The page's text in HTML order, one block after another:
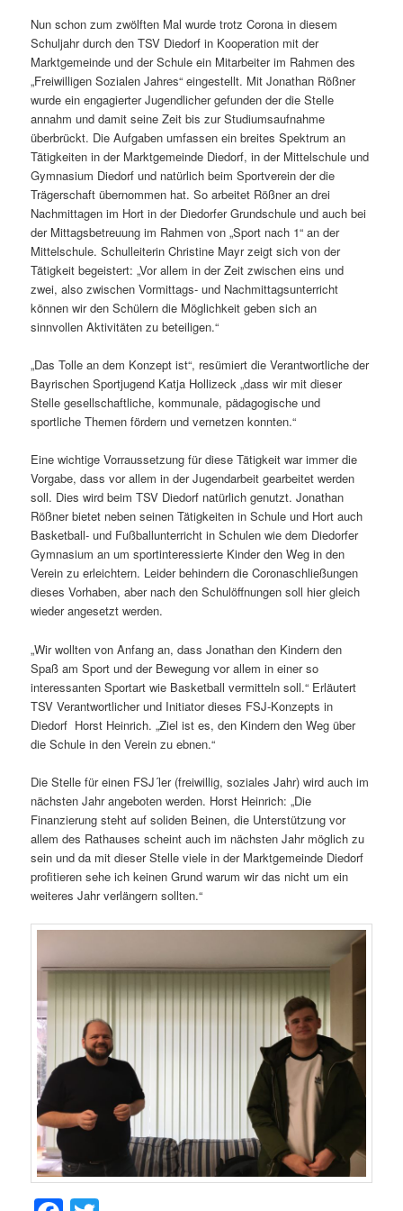
Nun schon zum zwölften Mal wurde trotz Corona in diesem
Schuljahr durch den TSV Diedorf in Kooperation mit der
Marktgemeinde und der Schule ein Mitarbeiter im Rahmen des
„Freiwilligen Sozialen Jahres“ eingestellt. Mit Jonathan Rößner
wurde ein engagierter Jugendlicher gefunden der die Stelle
annahm und damit seine Zeit bis zur Studiumsaufnahme
überbrückt. Die Aufgaben umfassen ein breites Spektrum an
Tätigkeiten in der Marktgemeinde Diedorf, in der Mittelschule und
Gymnasium Diedorf und natürlich beim Sportverein der die
Trägerschaft übernommen hat. So arbeitet Rößner an drei
Nachmittagen im Hort in der Diedorfer Grundschule und auch bei
der Mittagsbetreuung im Rahmen von „Sport nach 1“ an der
Mittelschule. Schulleiterin Christine Mayr zeigt sich von der
Tätigkeit begeistert: „Vor allem in der Zeit zwischen eins und
zwei, also zwischen Vormittags- und Nachmittagsunterricht
können wir den Schülern die Möglichkeit geben sich an
sinnvollen Aktivitäten zu beteiligen.“
„Das Tolle an dem Konzept ist“, resümiert die Verantwortliche der
Bayrischen Sportjugend Katja Hollizeck „dass wir mit dieser
Stelle gesellschaftliche, kommunale, pädagogische und
sportliche Themen fördern und vernetzen konnten.“
Eine wichtige Vorraussetzung für diese Tätigkeit war immer die
Vorgabe, dass vor allem in der Jugendarbeit gearbeitet werden
soll. Dies wird beim TSV Diedorf natürlich genutzt. Jonathan
Rößner bietet neben seinen Tätigkeiten in Schule und Hort auch
Basketball- und Fußballunterricht in Schulen wie dem Diedorfer
Gymnasium an um sportinteressierte Kinder den Weg in den
Verein zu erleichtern. Leider behindern die Coronaschließungen
dieses Vorhaben, aber nach den Schulöffnungen soll hier gleich
wieder angesetzt werden.
„Wir wollten von Anfang an, dass Jonathan den Kindern den
Spaß am Sport und der Bewegung vor allem in einer so
interessanten Sportart wie Basketball vermitteln soll.“ Erläutert
TSV Verantwortlicher und Initiator dieses FSJ-Konzepts in
Diedorf Horst Heinrich. „Ziel ist es, den Kindern den Weg über
die Schule in den Verein zu ebnen.“
Die Stelle für einen FSJ´ler (freiwillig, soziales Jahr) wird auch im
nächsten Jahr angeboten werden. Horst Heinrich: „Die
Finanzierung steht auf soliden Beinen, die Unterstützung vor
allem des Rathauses scheint auch im nächsten Jahr möglich zu
sein und da mit dieser Stelle viele in der Marktgemeinde Diedorf
profitieren sehe ich keinen Grund warum wir das nicht um ein
weiteres Jahr verlängern sollten.“